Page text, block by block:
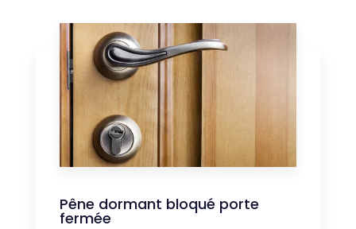
Pêne dormant bloqué porte
fermée